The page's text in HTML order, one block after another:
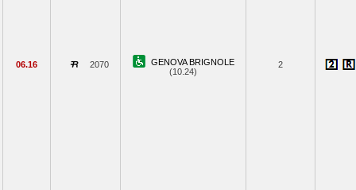
06.16 2070
GENOVA BRIGNOLE
(10.24)
2